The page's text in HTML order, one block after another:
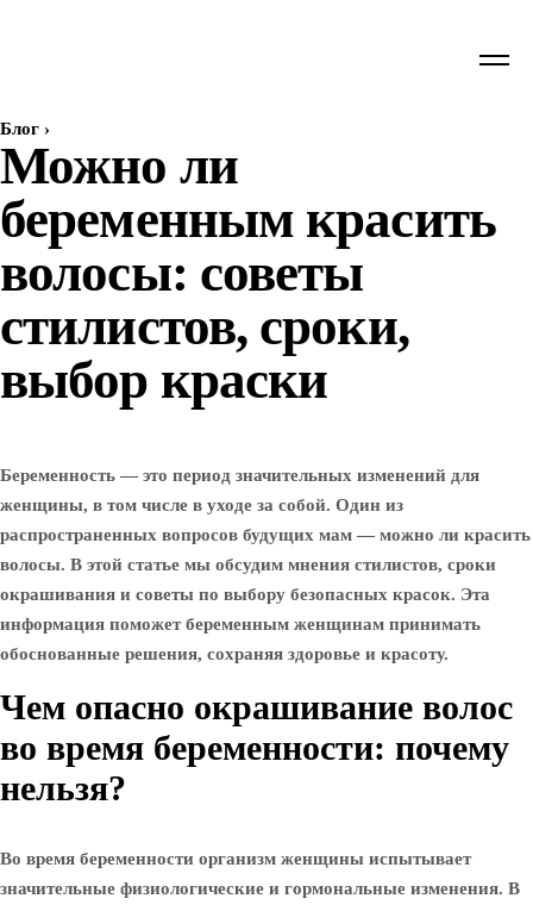
Блог ›
Можно ли
беременным красить
волосы: советы
стилистов, сроки,
выбор краски
Беременность — это период значительных изменений для
женщины, в том числе в уходе за собой. Один из
распространенных вопросов будущих мам — можно ли красить
волосы. В этой статье мы обсудим мнения стилистов, сроки
окрашивания и советы по выбору безопасных красок. Эта
информация поможет беременным женщинам принимать
обоснованные решения, сохраняя здоровье и красоту.
Чем опасно окрашивание волос
во время беременности: почему
нельзя?
Во время беременности организм женщины испытывает
значительные физиологические и гормональные изменения. В